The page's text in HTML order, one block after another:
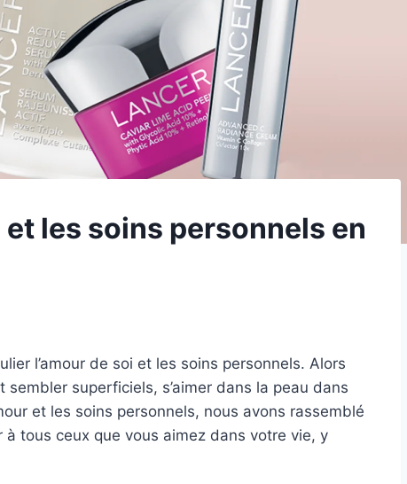
et les soins personnels en
l’amour de soi et les soins personnels. Alors
superficiels, s’aimer dans la peau dans
et les soins personnels, nous avons rassemblé
tous ceux que vous aimez dans votre vie, y